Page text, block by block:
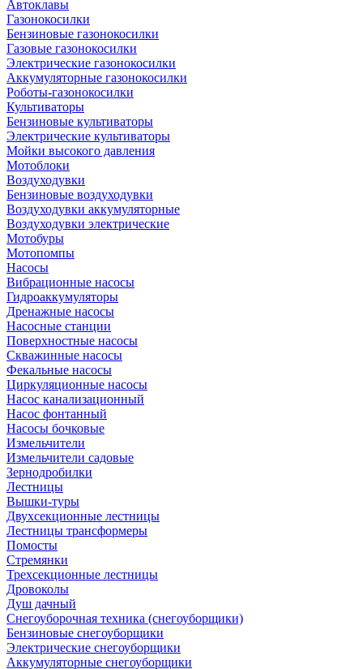
Автоклавы
Газонокосилки
Бензиновые газонокосилки
Газовые газонокосилки
Электрические газонокосилки
Аккумуляторные газонокосилки
Роботы-газонокосилки
Культиваторы
Бензиновые культиваторы
Электрические культиваторы
Мойки высокого давления
Мотоблоки
Воздуходувки
Бензиновые воздуходувки
Воздуходувки аккумуляторные
Воздуходувки электрические
Мотобуры
Мотопомпы
Насосы
Вибрационные насосы
Гидроаккумуляторы
Дренажные насосы
Насосные станции
Поверхностные насосы
Скважинные насосы
Фекальные насосы
Циркуляционные насосы
Насос канализационный
Насос фонтанный
Насосы бочковые
Измельчители
Измельчители садовые
Зернодробилки
Лестницы
Вышки-туры
Двухсекционные лестницы
Лестницы трансформеры
Помосты
Стремянки
Трехсекционные лестницы
Дровоколы
Душ дачный
Снегоуборочная техника (снегоуборщики)
Бензиновые снегоуборщики
Электрические снегоуборщики
Аккумуляторные снегоуборщики